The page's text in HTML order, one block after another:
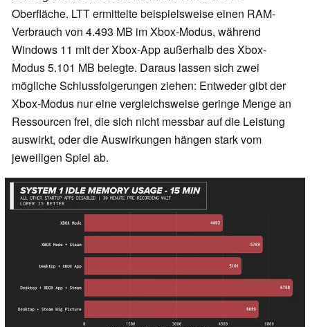
Oberfläche. LTT ermittelte beispielsweise einen RAM-
Verbrauch von 4.493 MB im Xbox-Modus, während
Windows 11 mit der Xbox-App außerhalb des Xbox-
Modus 5.101 MB belegte. Daraus lassen sich zwei
mögliche Schlussfolgerungen ziehen: Entweder gibt der
Xbox-Modus nur eine vergleichsweise geringe Menge an
Ressourcen frei, die sich nicht messbar auf die Leistung
auswirkt, oder die Auswirkungen hängen stark vom
jeweiligen Spiel ab.